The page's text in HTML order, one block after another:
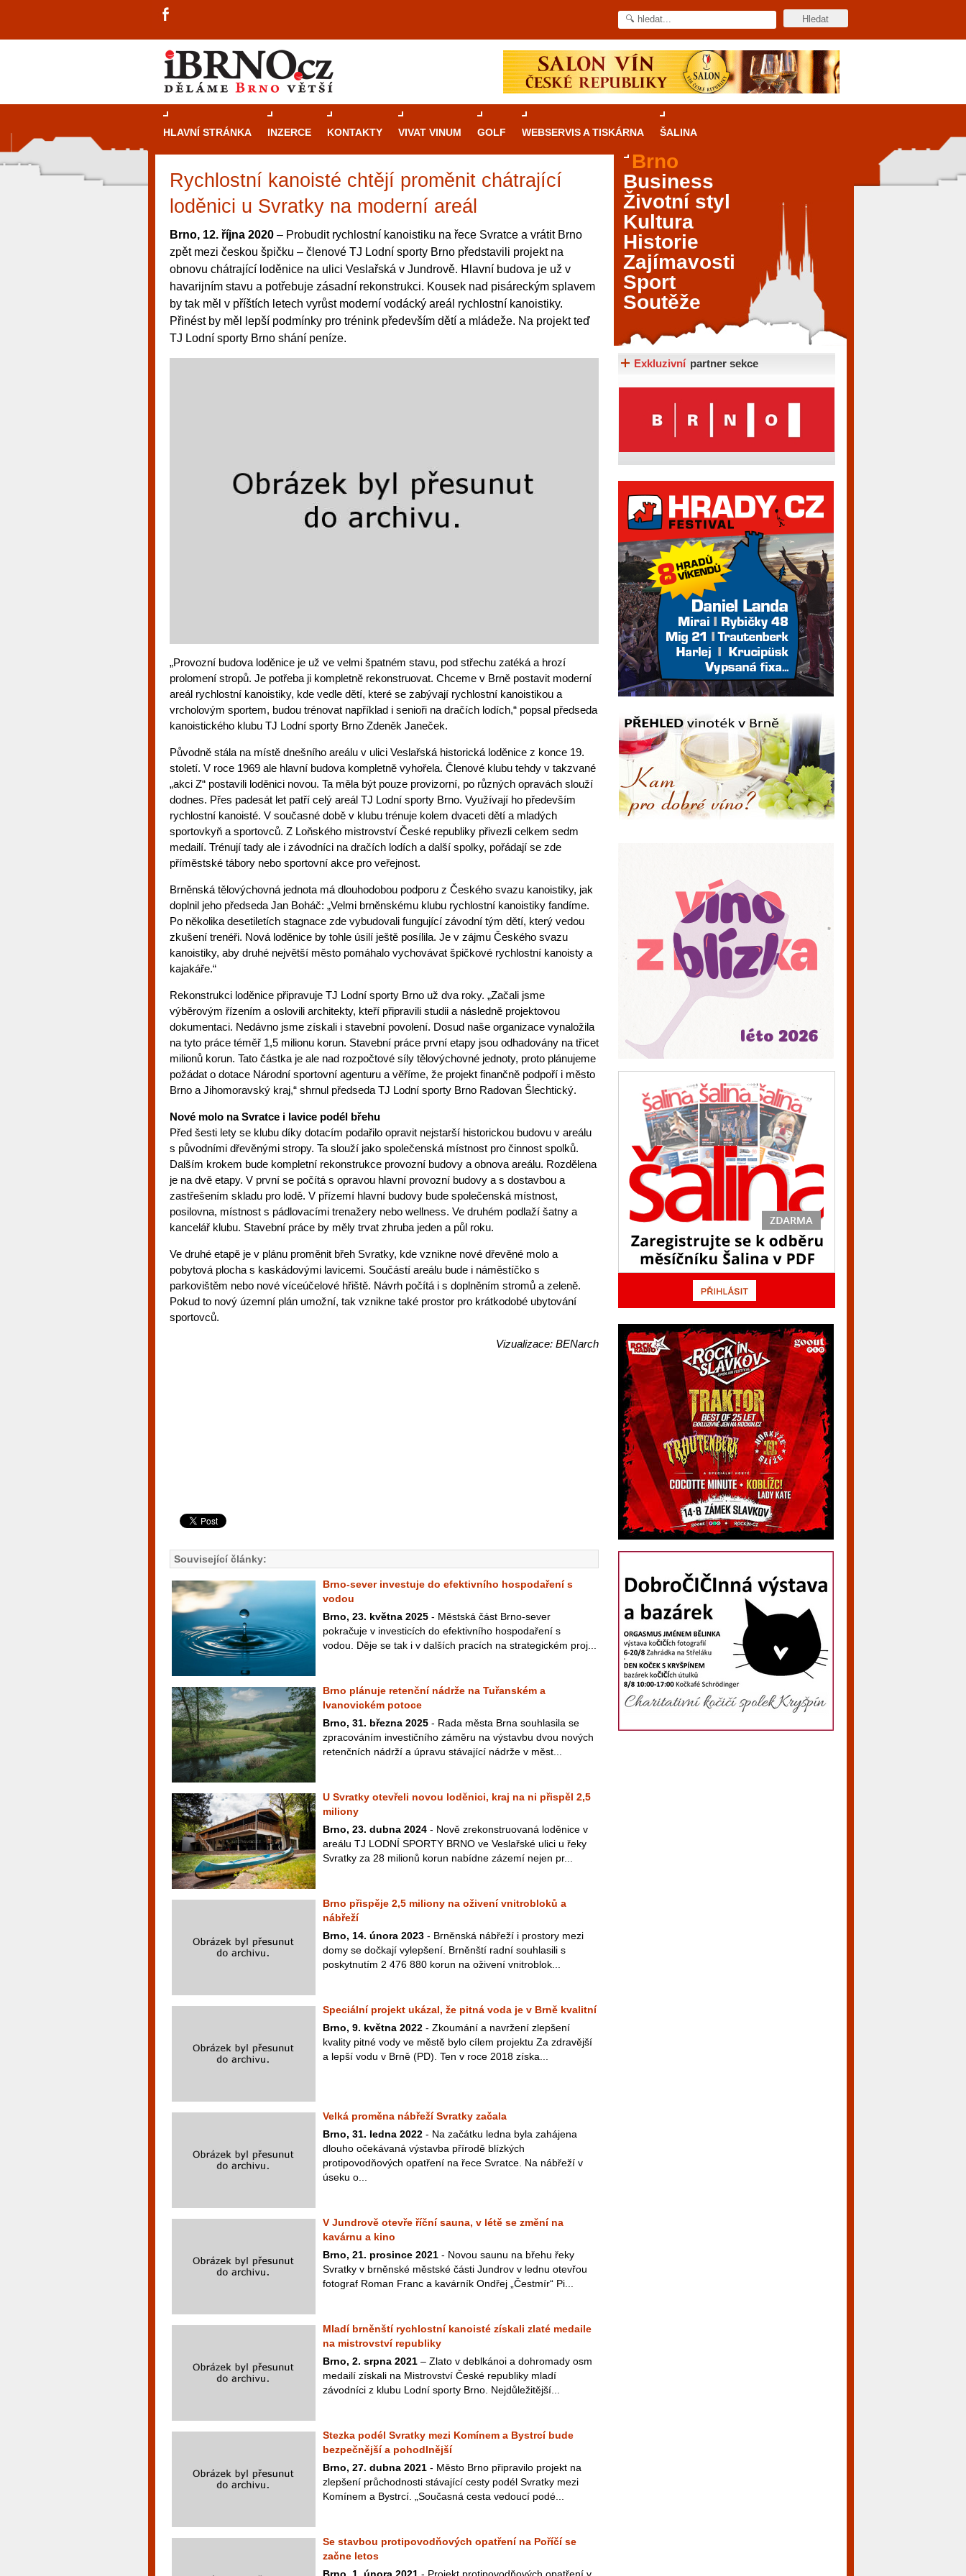
HLAVNÍ STRÁNKA INZERCE KONTAKTY VIVAT VINUM GOLF WEBSERVIS A TISKÁRNA ŠALINA
Rychlostní kanoisté chtějí proměnit chátrající
loděnici u Svratky na moderní areál
Brno, 12. října 2020 – Probudit rychlostní kanoistiku na řece Svratce a vrátit Brno
zpět mezi českou špičku – členové TJ Lodní sporty Brno představili projekt na
obnovu chátrající loděnice na ulici Veslařská v Jundrově. Hlavní budova je už v
havarijním stavu a potřebuje zásadní rekonstrukci. Kousek nad pisáreckým splavem
by tak měl v příštích letech vyrůst moderní vodácký areál rychlostní kanoistiky.
Přinést by měl lepší podmínky pro trénink především dětí a mládeže. Na projekt teď
TJ Lodní sporty Brno shání peníze.
„Provozní budova loděnice je už ve velmi špatném stavu, pod střechu zatéká a hrozí
prolomení stropů. Je potřeba ji kompletně rekonstruovat. Chceme v Brně postavit moderní
areál rychlostní kanoistiky, kde vedle dětí, které se zabývají rychlostní kanoistikou a
vrcholovým sportem, budou trénovat například i senioři na dračích lodích,“ popsal předseda
kanoistického klubu TJ Lodní sporty Brno Zdeněk Janeček.
Původně stála na místě dnešního areálu v ulici Veslařská historická loděnice z konce 19.
století. V roce 1969 ale hlavní budova kompletně vyhořela. Členové klubu tehdy v takzvané
„akci Z“ postavili loděnici novou. Ta měla být pouze provizorní, po různých opravách slouží
dodnes. Přes padesát let patří celý areál TJ Lodní sporty Brno. Využívají ho především
rychlostní kanoisté. V současné době v klubu trénuje kolem dvaceti dětí a mladých
sportovkyň a sportovců. Z Loňského mistrovství České republiky přivezli celkem sedm
medailí. Trénují tady ale i závodníci na dračích lodích a další spolky, pořádají se zde
příměstské tábory nebo sportovní akce pro veřejnost.
Brněnská tělovýchovná jednota má dlouhodobou podporu z Českého svazu kanoistiky, jak
doplnil jeho předseda Jan Boháč: „Velmi brněnskému klubu rychlostní kanoistiky fandíme.
Po několika desetiletích stagnace zde vybudovali fungující závodní tým dětí, který vedou
zkušení trenéři. Nová loděnice by tohle úsilí ještě posílila. Je v zájmu Českého svazu
kanoistiky, aby druhé největší město pomáhalo vychovávat špičkové rychlostní kanoisty a
kajakáře.“
Rekonstrukci loděnice připravuje TJ Lodní sporty Brno už dva roky. „Začali jsme
výběrovým řízením a oslovili architekty, kteří připravili studii a následně projektovou
dokumentaci. Nedávno jsme získali i stavební povolení. Dosud naše organizace vynaložila
na tyto práce téměř 1,5 milionu korun. Stavební práce první etapy jsou odhadovány na třicet
milionů korun. Tato částka je ale nad rozpočtové síly tělovýchovné jednoty, proto plánujeme
požádat o dotace Národní sportovní agenturu a věříme, že projekt finančně podpoří i město
Brno a Jihomoravský kraj,“ shrnul předseda TJ Lodní sporty Brno Radovan Šlechtický.
Nové molo na Svratce i lavice podél břehu
Před šesti lety se klubu díky dotacím podařilo opravit nejstarší historickou budovu v areálu
s původními dřevěnými stropy. Ta slouží jako společenská místnost pro činnost spolků.
Dalším krokem bude kompletní rekonstrukce provozní budovy a obnova areálu. Rozdělena
je na dvě etapy. V první se počítá s opravou hlavní provozní budovy a s dostavbou a
zastřešením skladu pro lodě. V přízemí hlavní budovy bude společenská místnost,
posilovna, místnost s pádlovacími trenažery nebo wellness. Ve druhém podlaží šatny a
kancelář klubu. Stavební práce by měly trvat zhruba jeden a půl roku.
Ve druhé etapě je v plánu proměnit břeh Svratky, kde vznikne nové dřevěné molo a
pobytová plocha s kaskádovými lavicemi. Součástí areálu bude i náměstíčko s
parkovištěm nebo nové víceúčelové hřiště. Návrh počítá i s doplněním stromů a zeleně.
Pokud to nový územní plán umožní, tak vznikne také prostor pro krátkodobé ubytování
sportovců.
Vizualizace: BENarch
Související články:
Brno-sever investuje do efektivního hospodaření s
vodou
Brno, 23. května 2025 - Městská část Brno-sever
pokračuje v investicích do efektivního hospodaření s
vodou. Děje se tak i v dalších pracích na strategickém proj...
Brno plánuje retenční nádrže na Tuřanském a
Ivanovickém potoce
Brno, 31. března 2025 - Rada města Brna souhlasila se
zpracováním investičního záměru na výstavbu dvou nových
retenčních nádrží a úpravu stávající nádrže v měst...
U Svratky otevřeli novou loděnici, kraj na ni přispěl 2,5
miliony
Brno, 23. dubna 2024 - Nově zrekonstruovaná loděnice v
areálu TJ LODNÍ SPORTY BRNO ve Veslařské ulici u řeky
Svratky za 28 milionů korun nabídne zázemí nejen pr...
Brno přispěje 2,5 miliony na oživení vnitrobloků a
nábřeží
Brno, 14. února 2023 - Brněnská nábřeží i prostory mezi
domy se dočkají vylepšení. Brněnští radní souhlasili s
poskytnutím 2 476 880 korun na oživení vnitroblok...
Speciální projekt ukázal, že pitná voda je v Brně kvalitní
Brno, 9. května 2022 - Zkoumání a navržení zlepšení
kvality pitné vody ve městě bylo cílem projektu Za zdravější
a lepší vodu v Brně (PD). Ten v roce 2018 získa...
Velká proměna nábřeží Svratky začala
Brno, 31. ledna 2022 - Na začátku ledna byla zahájena
dlouho očekávaná výstavba přírodě blízkých
protipovodňových opatření na řece Svratce. Na nábřeží v
úseku o...
V Jundrově otevře říční sauna, v létě se změní na
kavárnu a kino
Brno, 21. prosince 2021 - Novou saunu na břehu řeky
Svratky v brněnské městské části Jundrov v lednu otevřou
fotograf Roman Franc a kavárník Ondřej „Čestmír“ Pi...
Mladí brněnští rychlostní kanoisté získali zlaté medaile
na mistrovství republiky
Brno, 2. srpna 2021 – Zlato v deblkánoi a dohromady osm
medailí získali na Mistrovství České republiky mladí
závodníci z klubu Lodní sporty Brno. Nejdůležitější...
Stezka podél Svratky mezi Komínem a Bystrcí bude
bezpečnější a pohodlnější
Brno, 27. dubna 2021 - Město Brno připravilo projekt na
zlepšení průchodnosti stávající cesty podél Svratky mezi
Komínem a Bystrcí. „Současná cesta vedoucí podé...
Se stavbou protipovodňových opatření na Poříčí se
začne letos
Průvodce kasinovými hrami v Brně: Od
rulety po video automaty
Brno je městem známým pro zajímavé památky, skvělé
restaurace, divadla a univerzity. Mimo jiné je ale také
místem, kde si můžete legálně a bezpečně vyzkoušet
různé kasinové hry. V neustále kvetoucí moravské
metropoli naleznete širokou nabídku her od klasické
rulety až po moderní automaty jak pro pravidelné
návštěvníky, tak pro příležitostné hráče. V...
Brno
Business
Životní styl
Kultura
Historie
Zajímavosti
Sport
Soutěže
Exkluzivní partner sekce